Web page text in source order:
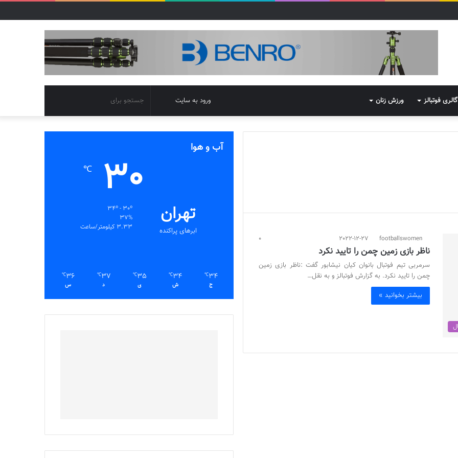
گالری فوتبالز ورزش زنان
برای
تغییر
پوسته
ورود به سایت
footballswomen
2022-12-27
0
ناظر بازی زمین چمن را تایید نکرد
سرمربی تیم فوتبال بانوان کیان نیشابور گفت :ناظر بازی زمین
چمن را تایید نکرد. به گزارش فوتبالز و به نقل…
بیشتر بخوانید »
آب و هوا
تهران
ابرهای پراکنده
30
℃
37%
3.33 کیلومتر/ساعت
34
℃
ج
34
℃
ش
35
℃
ی
37
℃
د
36
℃
س